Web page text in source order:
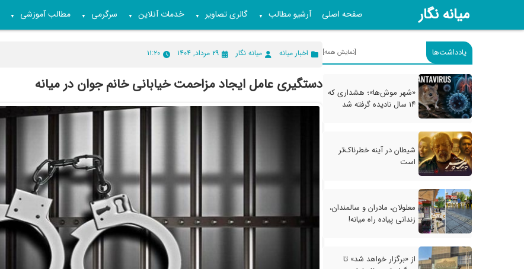
میانه نگار صفحه اصلی آرشیو مطالب ▼ گالری تصاویر ▼ خدمات آنلاین ▼ سرگرمی ▼ مطالب آموزشی ▼
یادداشت‌ها [نمایش همه]
«شهر موش‌ها»؛ هشداری که
۱۴ سال نادیده گرفته شد
شیطان در آینه خطرناک‌تر
است
معلولان، مادران و سالمندان،
زندانی پیاده راه میانه!
از «برگزار خواهد شد» تا
اخبار میانه میانه نگار ۲۹ مرداد, ۱۴۰۴ ۱۱:۲۰
دستگیری عامل ایجاد مزاحمت خیابانی خانم جوان در میانه